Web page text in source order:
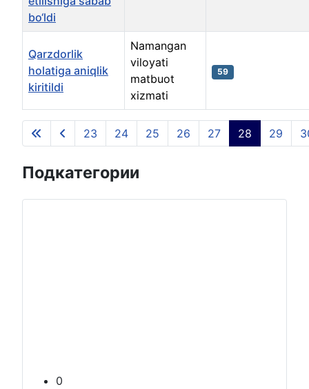
Материалы
bo‘ldi
Qarzdorlik
holatiga aniqlik
kiritildi
Namangan
viloyati
matbuot
xizmati
59
Страница 28 из 135
23 24 25 26 27 28 29
Подкатегории
0